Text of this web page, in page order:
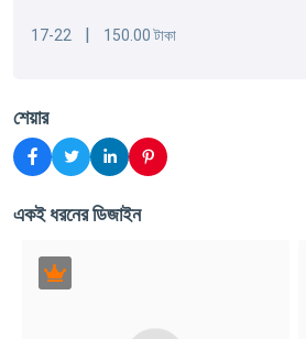
17-22 150.00 টাকা
শেয়ার
একই ধরনের ডিজাইন